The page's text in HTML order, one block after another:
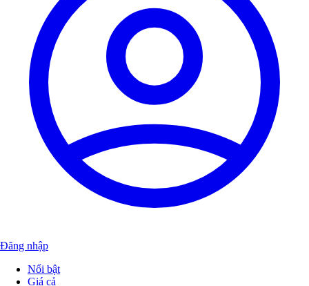
Đăng nhập
Nổi bật
Giá cả